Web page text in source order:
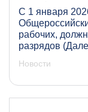
С 1 января
рабочих,
разрядов
Новости